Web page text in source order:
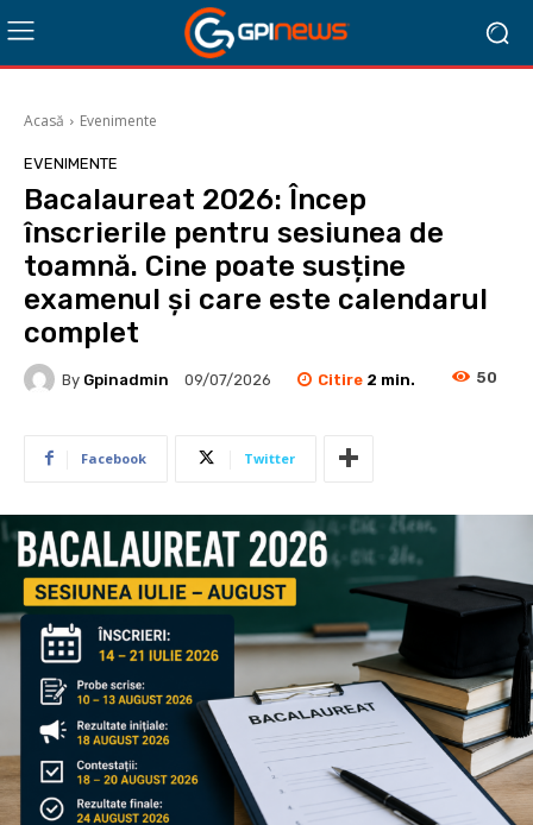
Acasă Evenimente
EVENIMENTE
Bacalaureat 2026: Încep
înscrierile pentru sesiunea de
toamnă. Cine poate susține
examenul și care este calendarul
complet
By Gpinadmin 09/07/2026 Citire 2 min. 50
Facebook Twitter